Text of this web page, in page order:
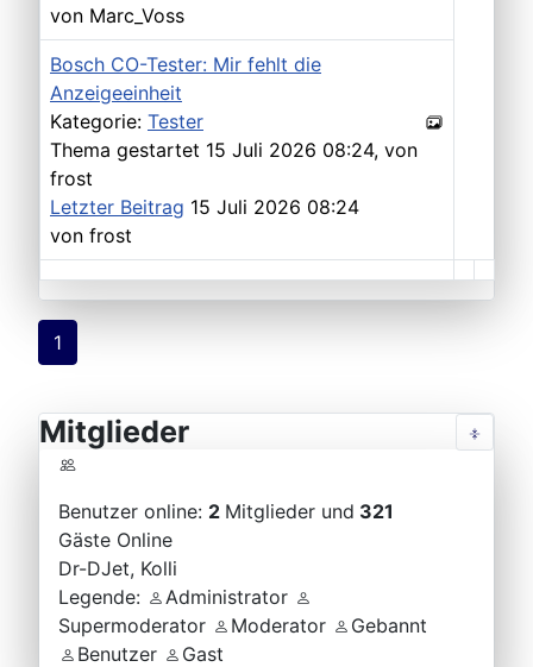
von Marc_Voss
Bosch CO-Tester: Mir fehlt die
Anzeigeeinheit
Kategorie: Tester
Thema gestartet 15 Juli 2026 08:24, von
frost
Letzter Beitrag 15 Juli 2026 08:24
von frost
1
Mitglieder
Benutzer online: 2 Mitglieder und 321
Gäste Online
Dr-DJet, Kolli
Legende:
Administrator
Supermoderator
Moderator
Gebannt
Benutzer
Gast